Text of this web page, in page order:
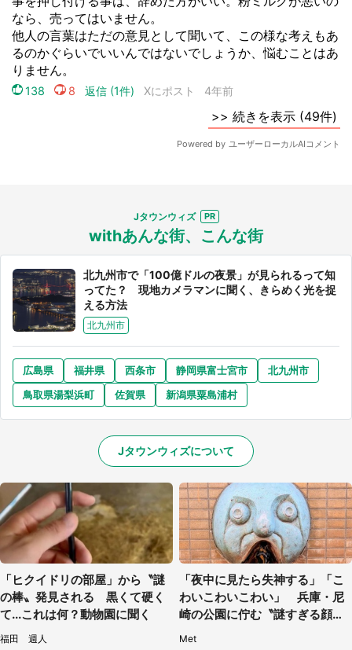
Jタウンウィズ
withあんな街、こんな街
北九州市で「100億ドルの夜景」が見られるって知
ってた？ 現地カメラマンに聞く、きらめく光を捉
える方法
北九州市
広島県 福井県 西条市 静岡県富士宮市
北九州市
鳥取県湯梨浜町
佐賀県 新潟県粟島浦村
Jタウンウィズについて
「ヒクイドリの部屋」から〝謎
の棒〟発見される 黒くて硬く
て...これは何？動物園に聞く
福田 週人
「夜中に見たら失神する」「こ
わいこわいこわい」 兵庫・尼
崎の公園に佇む〝謎すぎる顔〟
に1.3万人戦慄
Met